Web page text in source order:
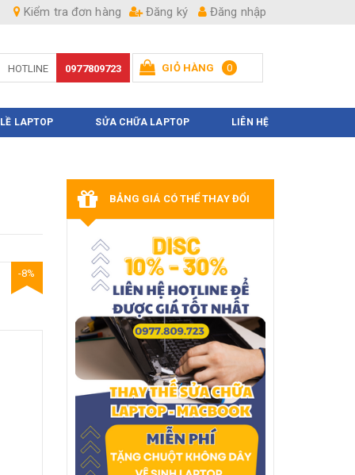
Đăng ký Đăng nhập
Kiểm tra đơn hàng
HOTLINE 0977809723 GIỎ HÀNG 0
LAPTOP SỬA CHỮA LAPTOP LIÊN HỆ
-8%
BẢNG GIÁ CÓ THỂ THAY ĐỔI